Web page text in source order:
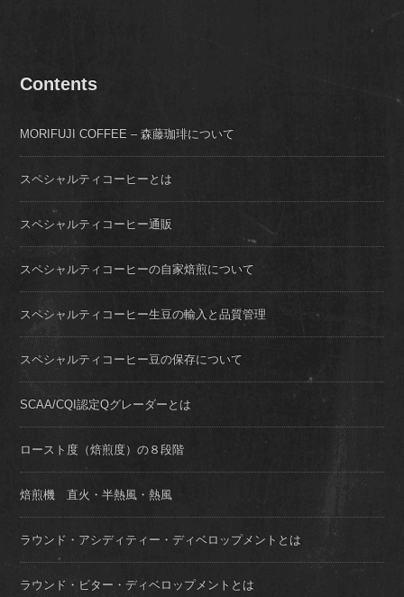
Contents
MORIFUJI COFFEE – 森藤珈琲について
スペシャルティコーヒーとは
スペシャルティコーヒー通販
スペシャルティコーヒーの自家焙煎について
スペシャルティコーヒー生豆の輸入と品質管理
スペシャルティコーヒー豆の保存について
SCAA/CQI認定Qグレーダーとは
ロースト度（焙煎度）の８段階
焙煎機 直火・半熱風・熱風
ラウンド・アシディティー・ディベロップメントとは
ラウンド・ビター・ディベロップメントとは